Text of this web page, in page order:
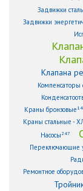
Задвижки
Задвижки
Клапана
Компенсаторы
Краны бронзовые
Краны стальные -
Насосы 247
Переключающие
Ремонтное